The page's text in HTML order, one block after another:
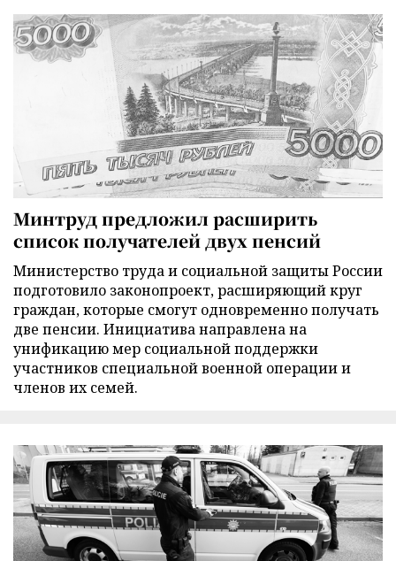
Минтруд предложил расширить
список получателей двух пенсий
Министерство труда и социальной защиты России
подготовило законопроект, расширяющий круг
граждан, которые смогут одновременно получать
две пенсии. Инициатива направлена на
унификацию мер социальной поддержки
участников специальной военной операции и
членов их семей.